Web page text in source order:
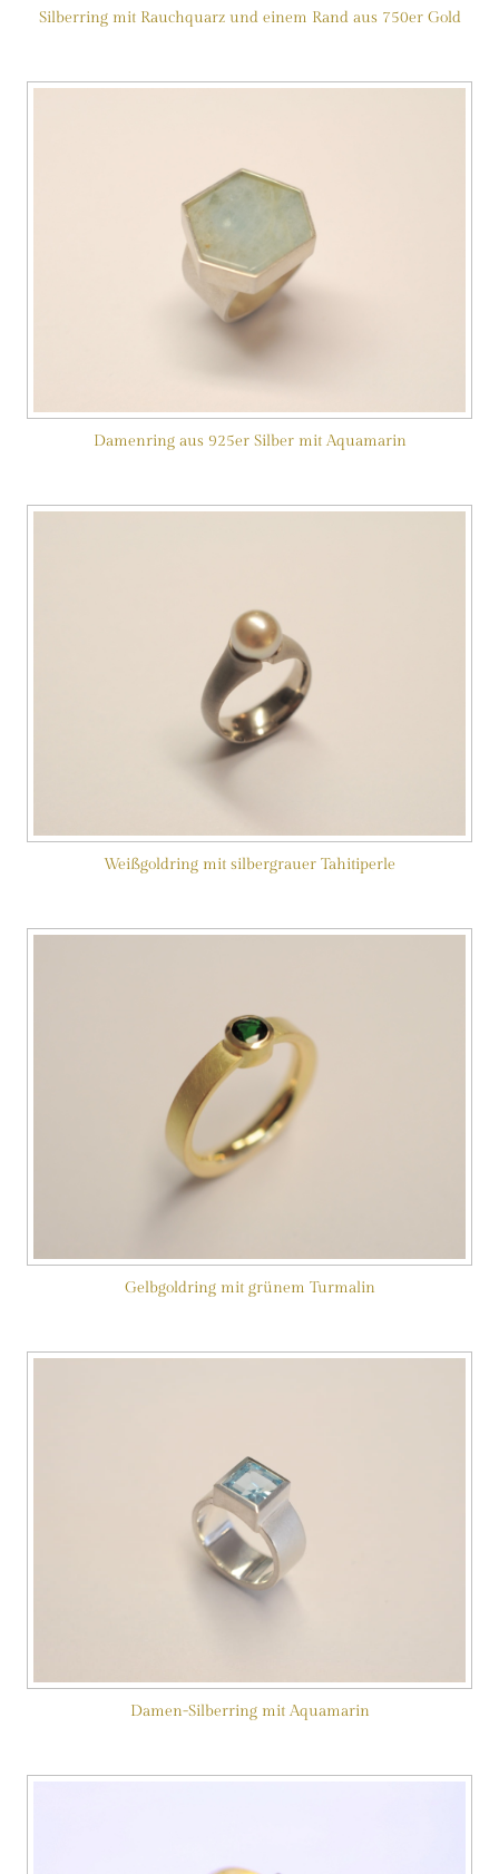
Silberring mit Rauchquarz und einem Rand aus 750er Gold
Damenring aus 925er Silber mit Aquamarin
Weißgoldring mit silbergrauer Tahitiperle
Gelbgoldring mit grünem Turmalin
Damen-Silberring mit Aquamarin